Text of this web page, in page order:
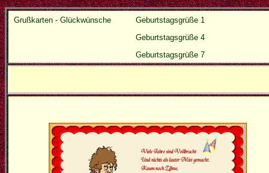
Grußkarten - Glückwünsche
Geburtstagsgrüße 1
Geburtstagsgrüße 4
Geburtstagsgrüße 7